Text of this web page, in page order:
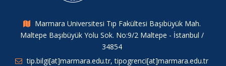
Marmara Universitesi Tıp Fakültesi Başıbüyük Mah.
Maltepe Başıbüyük Yolu Sok. No:9/2 Maltepe - İstanbul /
34854
tip.bilgi[at]marmara.edu.tr, tipogrenci[at]marmara.edu.tr